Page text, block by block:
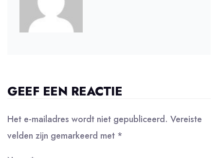
GEEF EEN REACTIE
Het e-mailadres wordt niet gepubliceerd. Vereiste
velden zijn gemarkeerd met *